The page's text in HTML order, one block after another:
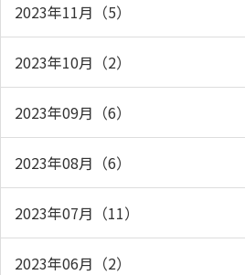
2023年11月（5）
2023年10月（2）
2023年09月（6）
2023年08月（6）
2023年07月（11）
2023年06月（2）